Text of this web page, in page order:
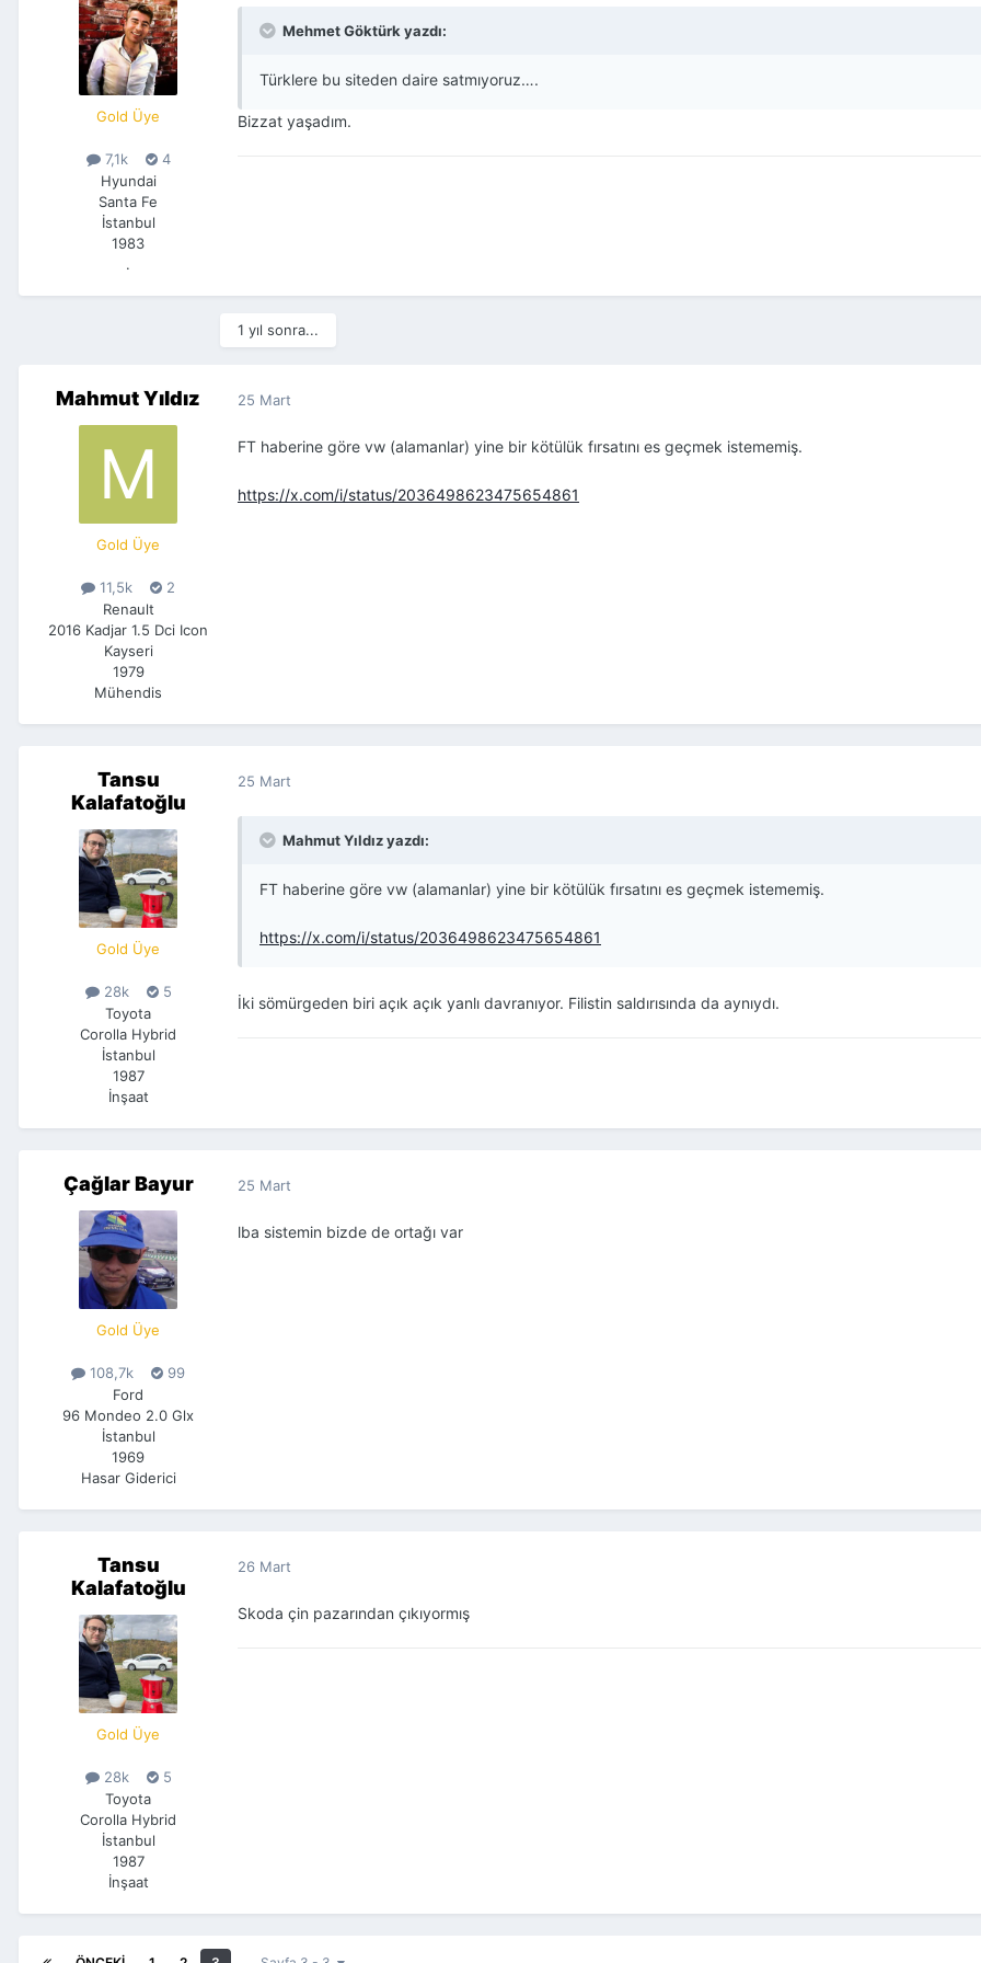
Gold Üye
7,1k
4
Hyundai
Santa Fe
İstanbul
1983
.
Mehmet Göktürk yazdı:
Türklere bu siteden daire satmıyoruz….
Bizzat yaşadım.
1 yıl sonra...
Mahmut Yıldız
Gold Üye
11,5k
2
Renault
2016 Kadjar 1.5 Dci Icon
Kayseri
1979
Mühendis
25 Mart
FT haberine göre vw (alamanlar) yine bir kötülük fırsatını es geçmek istememiş.
https://x.com/i/status/2036498623475654861
Tansu
Kalafatoğlu
Gold Üye
28k
5
Toyota
Corolla Hybrid
İstanbul
1987
İnşaat
25 Mart
Mahmut Yıldız yazdı:
FT haberine göre vw (alamanlar) yine bir kötülük fırsatını es geçmek istememiş.
https://x.com/i/status/2036498623475654861
İki sömürgeden biri açık açık yanlı davranıyor. Filistin saldırısında da aynıydı.
Çağlar Bayur
Gold Üye
108,7k
99
Ford
96 Mondeo 2.0 Glx
İstanbul
1969
Hasar Giderici
25 Mart
lba sistemin bizde de ortağı var
Tansu
Kalafatoğlu
Gold Üye
28k
5
Toyota
Corolla Hybrid
İstanbul
1987
İnşaat
26 Mart
Skoda çin pazarından çıkıyormış